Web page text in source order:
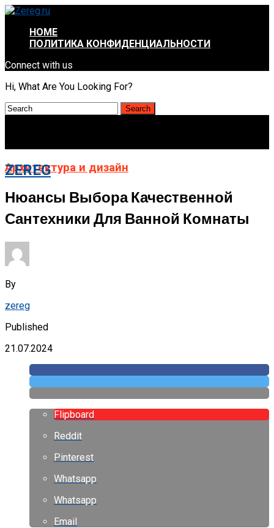
HOME
ПОЛИТИКА КОНФИДЕНЦИАЛЬНОСТИ
Connect with us
Hi, What Are You Looking For?
ZEREG
Архитектура и дизайн
Нюансы Выбора Качественной
Сантехники Для Ванной Комнаты
By
zereg
Published
21.07.2024
Flipboard
Reddit
Pinterest
Whatsapp
Whatsapp
Email